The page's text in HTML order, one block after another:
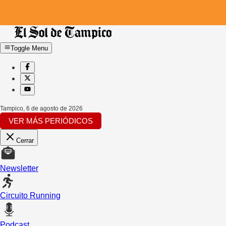
Toggle Menu
Tampico, 6 de agosto de 2026
VER MÁS PERIÓDICOS
Cerrar
Newsletter
Circuito Running